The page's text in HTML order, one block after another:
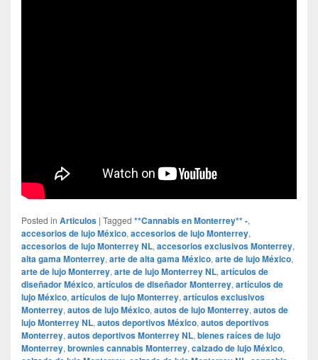
Posted in Articulos | Tagged **Cannabis en Monterrey** -,
accesorios de lujo México, accesorios de lujo Monterrey,
accesorios de lujo Monterrey NL, accesorios exclusivos Monterrey,
alta gama Monterrey, arte de alta gama México, arte de lujo México,
arte de lujo Monterrey, arte de lujo Monterrey NL, artículos de
diseñador México, artículos de diseñador Monterrey, artículos de
lujo México, artículos de lujo Monterrey, artículos exclusivos
Monterrey, autos de lujo México, autos de lujo Monterrey, autos de
lujo Monterrey NL, autos deportivos México, autos deportivos
Monterrey, autos deportivos Monterrey NL, bienes raíces de lujo
Monterrey, brownies cannabis Monterrey, calzado de lujo México,